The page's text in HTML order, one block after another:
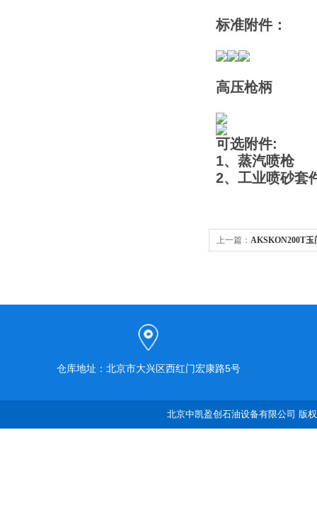
标准附件：
高压枪
可选附件:
1、蒸汽喷枪
2、工业喷砂套
上一篇： AKSKON200T玉
仓库地址：北京市大兴区西红门宏康路5号
北京中凯盈创石油设备有限公司 版